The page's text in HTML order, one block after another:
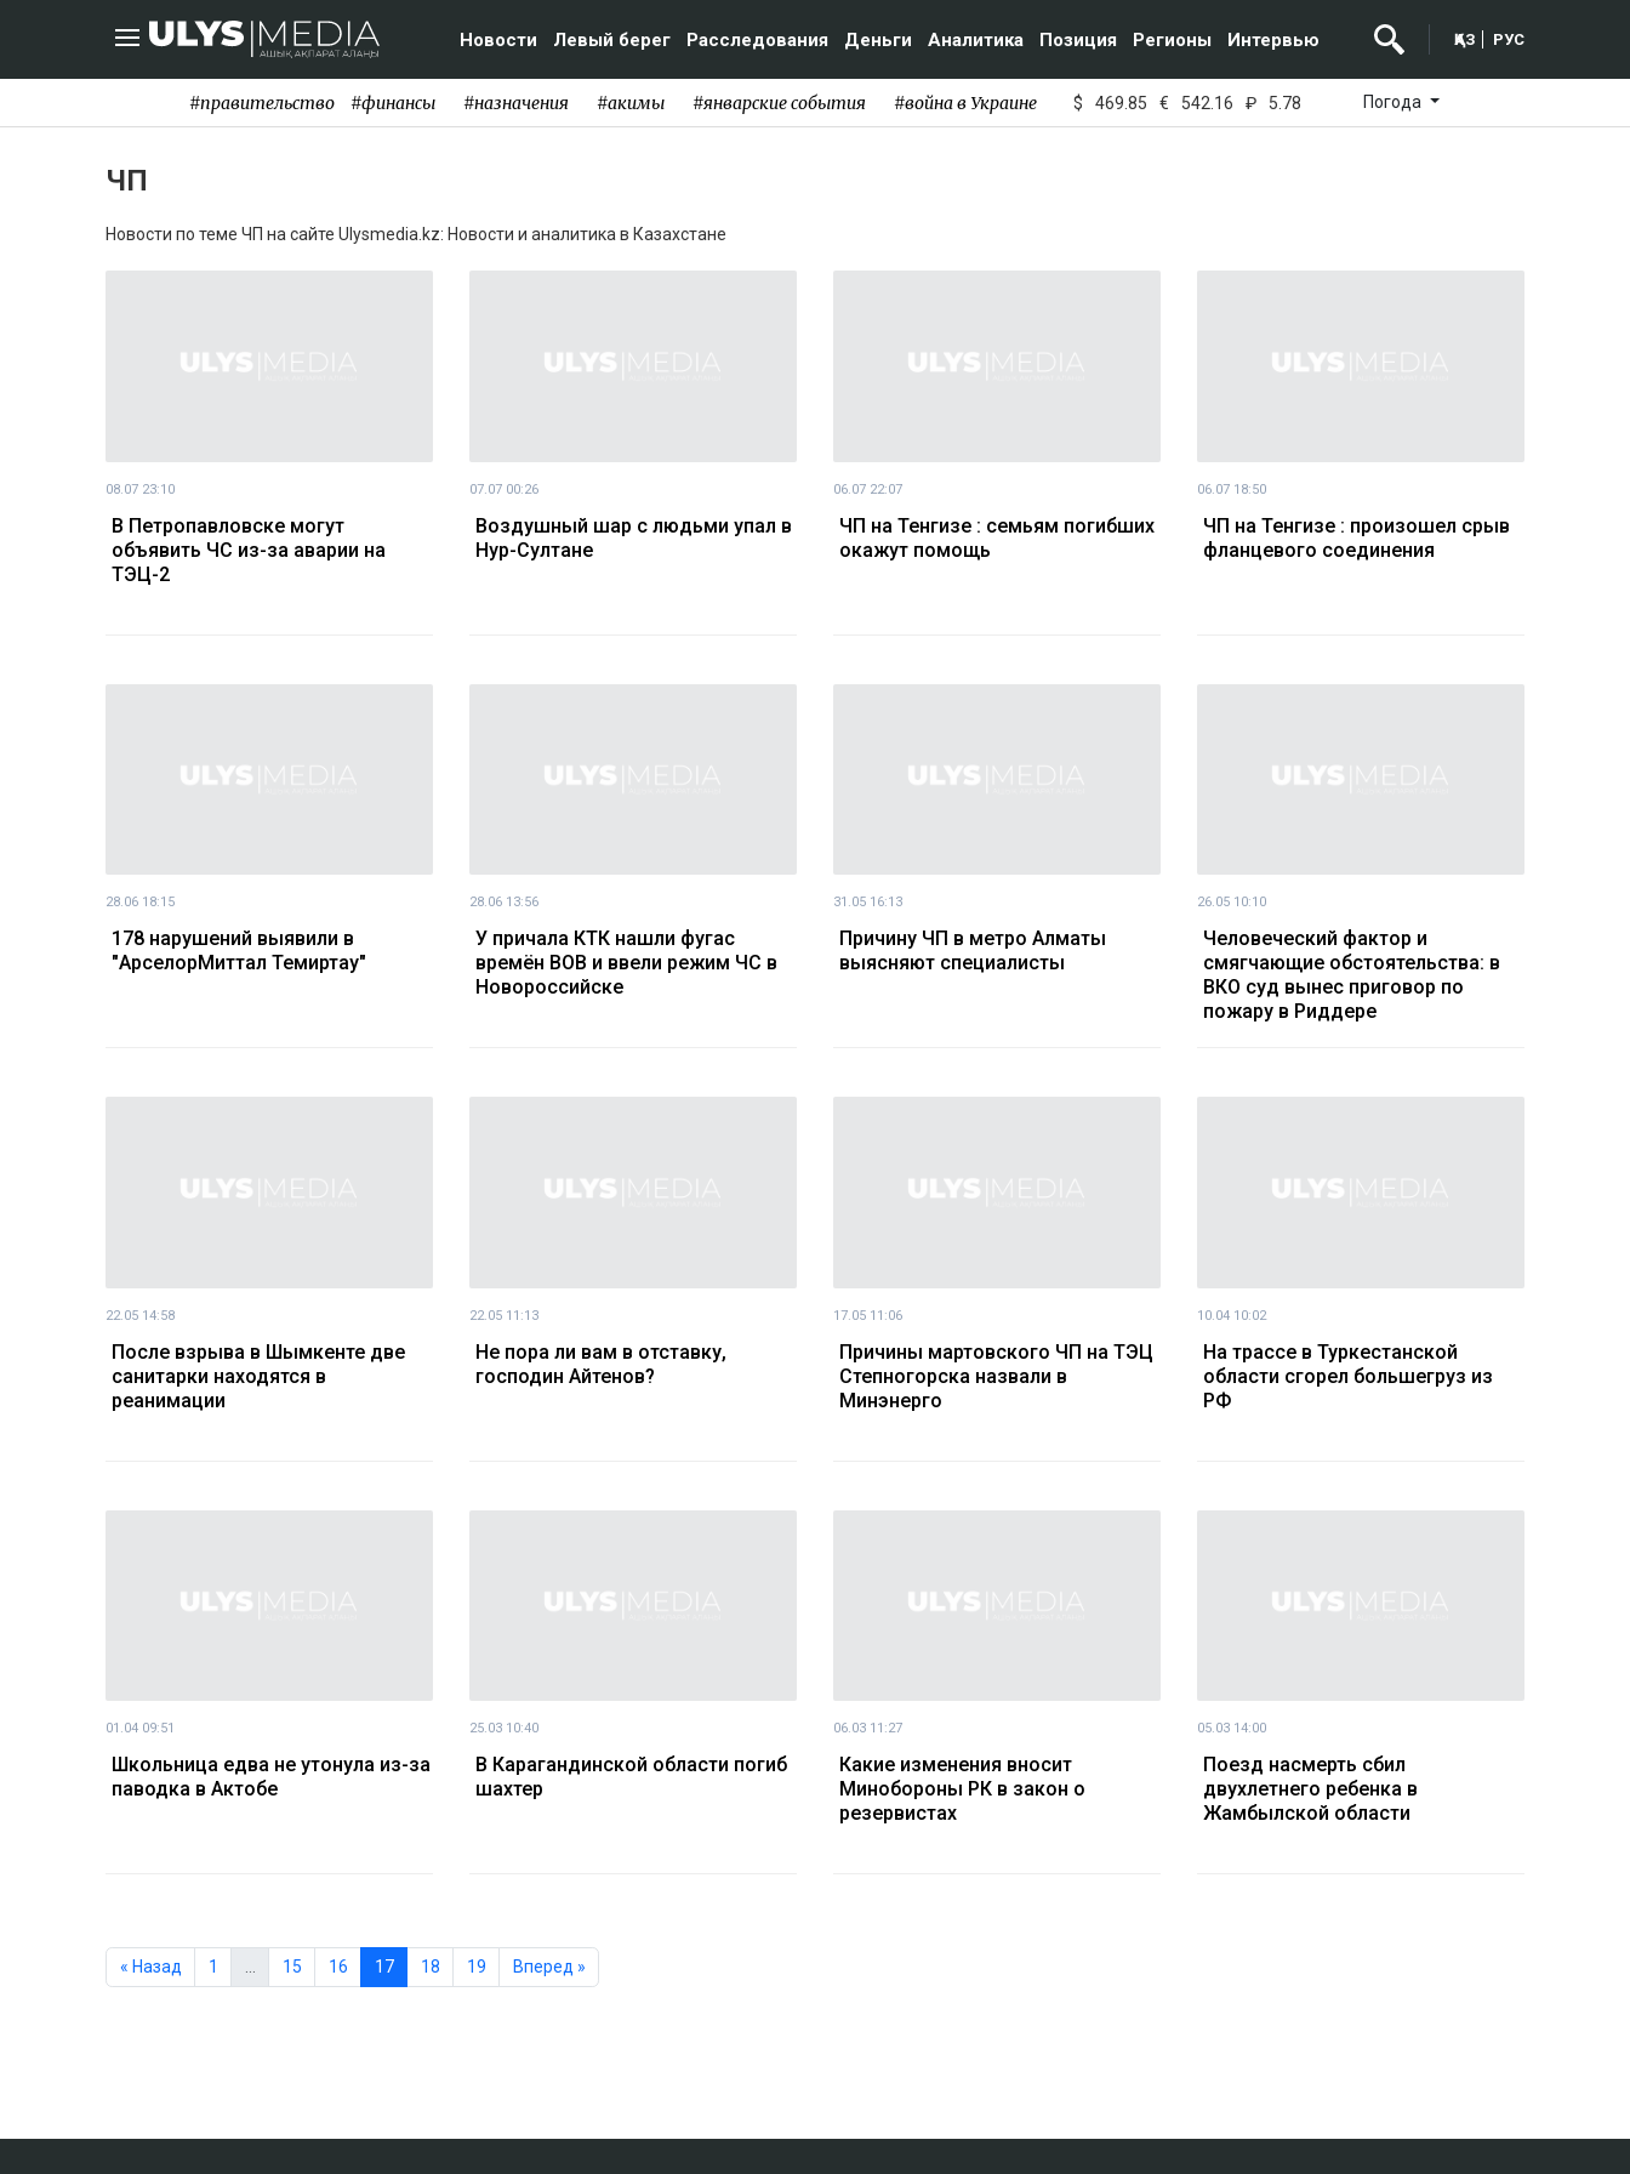
Новости Левый берег Расследования Деньги Аналитика Позиция Регионы Интервью ҚАЗ РУС
#правительство #финансы #назначения #акимы #январские события #война в Украине $ 469.85 € 542.16 ₽ 5.78 Погода
ЧП
Новости по теме ЧП на сайте Ulysmedia.kz: Новости и аналитика в Казахстане
08.07 23:10
В Петропавловске могут
объявить ЧС из-за аварии на
ТЭЦ-2
07.07 00:26
Воздушный шар с людьми упал в
Нур-Султане
06.07 22:07
ЧП на Тенгизе : семьям погибших
окажут помощь
06.07 18:50
ЧП на Тенгизе : произошел срыв
фланцевого соединения
28.06 18:15
178 нарушений выявили в
"АрселорМиттал Темиртау"
28.06 13:56
У причала КТК нашли фугас
времён ВОВ и ввели режим ЧС в
Новороссийске
31.05 16:13
Причину ЧП в метро Алматы
выясняют специалисты
26.05 10:10
Человеческий фактор и
смягчающие обстоятельства: в
ВКО суд вынес приговор по
пожару в Риддере
22.05 14:58
После взрыва в Шымкенте две
санитарки находятся в
реанимации
22.05 11:13
Не пора ли вам в отставку,
господин Айтенов?
17.05 11:06
Причины мартовского ЧП на ТЭЦ
Степногорска назвали в
Минэнерго
10.04 10:02
На трассе в Туркестанской
области сгорел большегруз из
РФ
01.04 09:51
Школьница едва не утонула из-за
паводка в Актобе
25.03 10:40
В Карагандинской области погиб
шахтер
06.03 11:27
Какие изменения вносит
Минобороны РК в закон о
резервистах
05.03 14:00
Поезд насмерть сбил
двухлетнего ребенка в
Жамбылской области
« Назад 1 … 15 16 17 18 19 Вперед »